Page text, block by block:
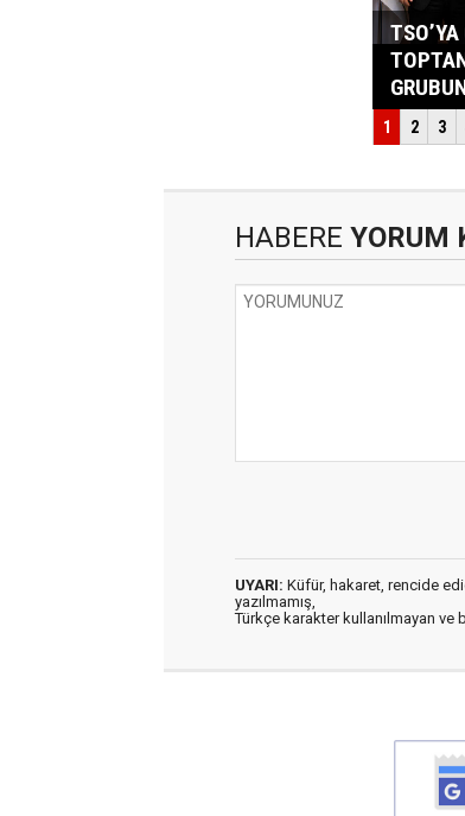
HABERE YORUM
UYARI: Küfür, hakaret, rencide
yazılmamış,
Türkçe karakter kullanılmayan ve